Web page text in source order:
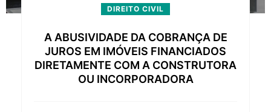
DIREITO CIVIL
A ABUSIVIDADE DA COBRANÇA DE
JUROS EM IMÓVEIS FINANCIADOS
DIRETAMENTE COM A CONSTRUTORA
OU INCORPORADORA